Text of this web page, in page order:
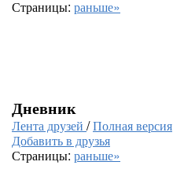
Страницы: раньше»
Дневник
Лента друзей /Полная версия
Добавить в друзья
Страницы: раньше»